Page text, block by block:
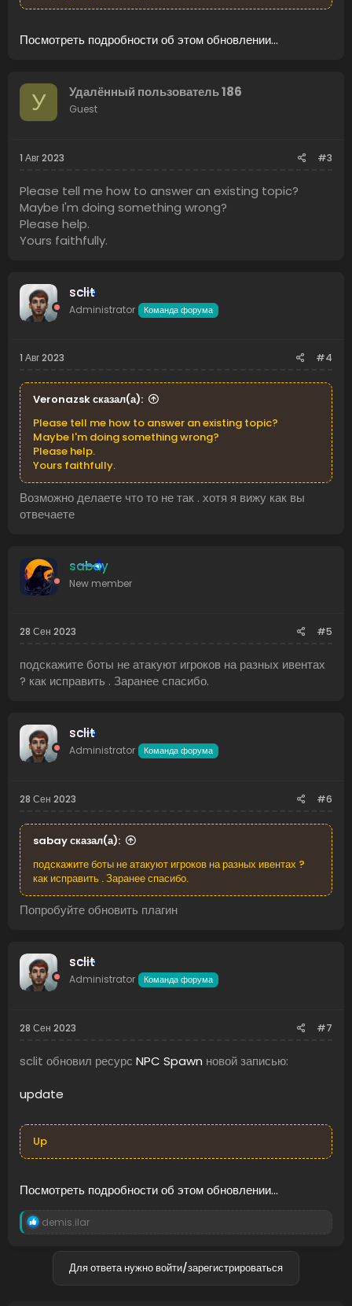
Посмотреть подробности об этом обновлении...
У Удалённый пользователь 186
Guest
1 Авг 2023 #3
Please tell me how to answer an existing topic?
Maybe I'm doing something wrong?
Please help.
Yours faithfully.
sclit
Administrator Команда форума
1 Авг 2023 #4
Veronazsk сказал(а):
Please tell me how to answer an existing topic?
Maybe I'm doing something wrong?
Please help.
Yours faithfully.
Возможно делаете что то не так . хотя я вижу как вы
отвечаете
sabay
New member
28 Сен 2023 #5
подскажите боты не атакуют игроков на разных ивентах
? как исправить . Заранее спасибо.
sclit
Administrator Команда форума
28 Сен 2023 #6
sabay сказал(а):
подскажите боты не атакуют игроков на разных ивентах ?
как исправить . Заранее спасибо.
Попробуйте обновить плагин
sclit
Administrator Команда форума
28 Сен 2023 #7
sclit обновил ресурс NPC Spawn новой записью:
update
Up
Посмотреть подробности об этом обновлении...
Р
е
demis.ilar
Для ответа нужно войти/зарегистрироваться